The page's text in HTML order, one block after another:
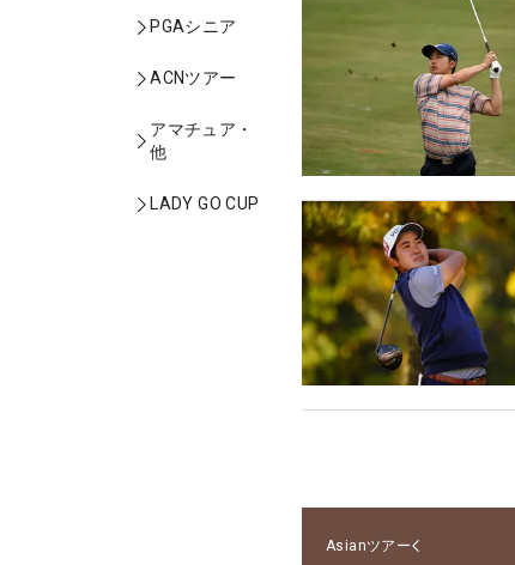
PGAシニア
ACNツアー
アマチュア・
他
LADY GO CUP
Asianツアー